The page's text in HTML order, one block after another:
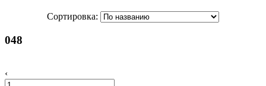
Сортировка:
048
‹